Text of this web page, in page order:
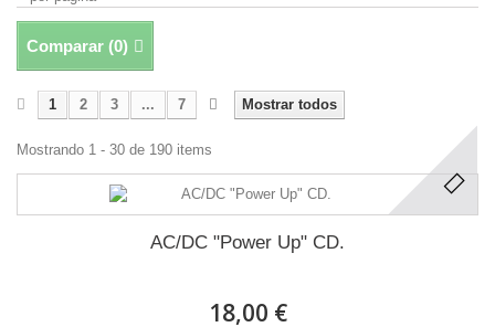
Comparar (0)
Mostrar todos
1 2 3 ... 7
Mostrando 1 - 30 de 190 items
AC/DC "Power Up" CD.
18,00 €